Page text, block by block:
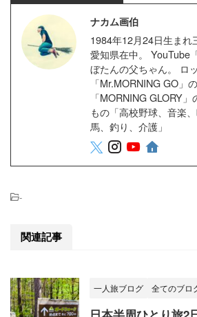
ナカム画伯
1984年12月24日生まれ
愛知県在中。 YouTube
ぼたんの父ちゃん。 ロ
「Mr.MORNING GO」
「MORNING GLORY
もの「高校野球、音楽
馬、釣り、介護」
-
関連記事
一人旅ブログ 全てのブロ